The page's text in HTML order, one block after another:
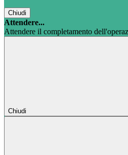
Chiudi
Attendere...
Attendere il completamento
Chiudi